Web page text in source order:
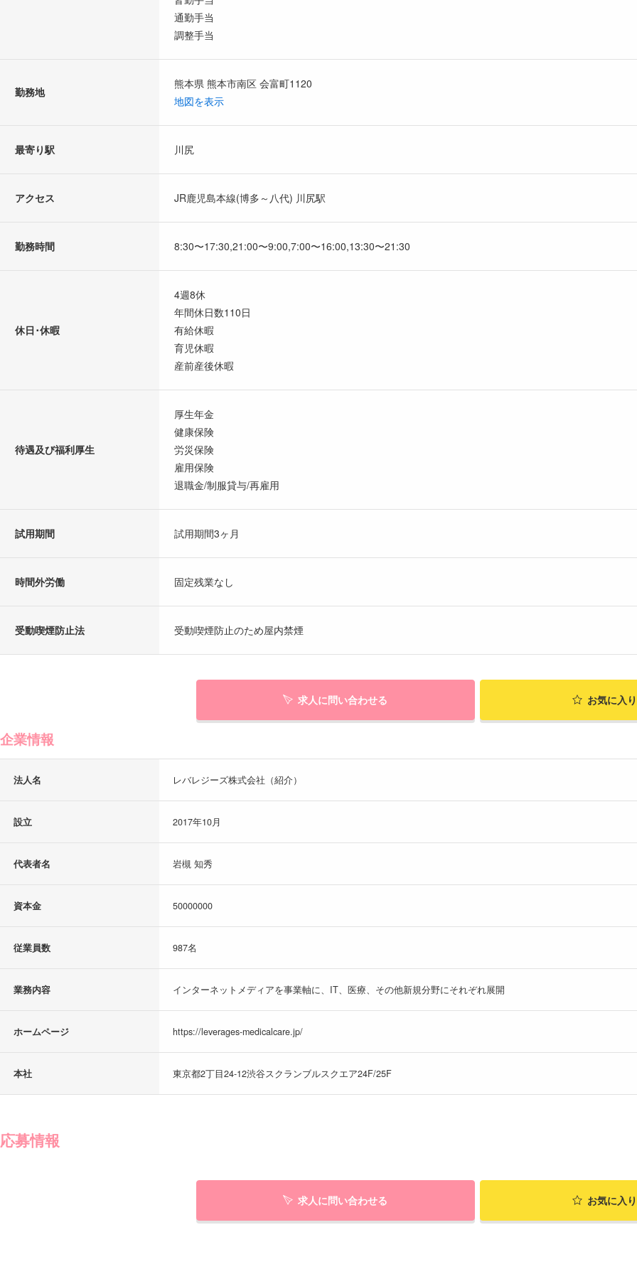
通勤手当
調整手当
勤務地
熊本県 熊本市南区 会富町1120
地図を表示
最寄り駅 川尻
アクセス JR鹿児島本線(博多～八代) 川尻駅
勤務時間 8:30〜17:30,21:00〜9:00,7:00〜16:00,13:30〜21:30
休日･休暇
4週8休
年間休日数110日
有給休暇
育児休暇
産前産後休暇
待遇及び福利厚生
厚生年金
健康保険
労災保険
雇用保険
退職金/制服貸与/再雇用
試用期間 試用期間3ヶ月
時間外労働 固定残業なし
受動喫煙防止法 受動喫煙防止のため屋内禁煙
求人に問い合わせる お気に入
企業情報
法人名 レバレジーズ株式会社（紹介）
設立 2017年10月
代表者名 岩槻 知秀
資本金 50000000
従業員数 987名
業務内容 インターネットメディアを事業軸に、IT、医療、その他新規分野にそれぞれ展開
ホームページ https://leverages-medicalcare.jp/
本社 東京都2丁目24-12渋谷スクランブルスクエア24F/25F
応募情報
求人に問い合わせる お気に入